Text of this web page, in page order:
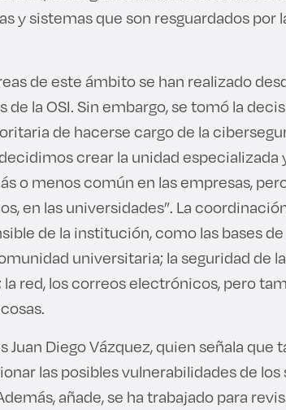
y sistemas que son resguardados por
de este ámbito se han realizado
la OSI. Sin embargo, se tomó la
de hacerse cargo de la
crear la unidad especializada
o menos común en las empresas,
en las universidades”. La
de la institución, como las bases de
universitaria; la seguridad de
red, los correos electrónicos, pero
Juan Diego Vázquez, quien señala que
las posibles vulnerabilidades de los
añade, se ha trabajado para